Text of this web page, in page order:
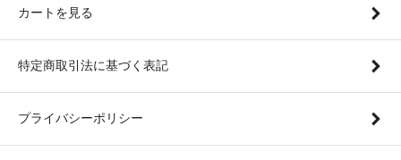
カートを見る
特定商取引法に基づく表記
プライバシーポリシー